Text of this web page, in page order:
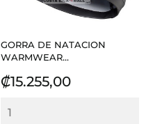
GORRA DE NATACION
WARMWEAR...
Precio
₡15.255,00